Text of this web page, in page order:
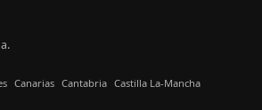
Canarias Cantabria Castilla La-Mancha